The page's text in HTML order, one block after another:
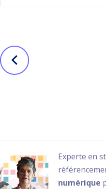
Experte en
numérique